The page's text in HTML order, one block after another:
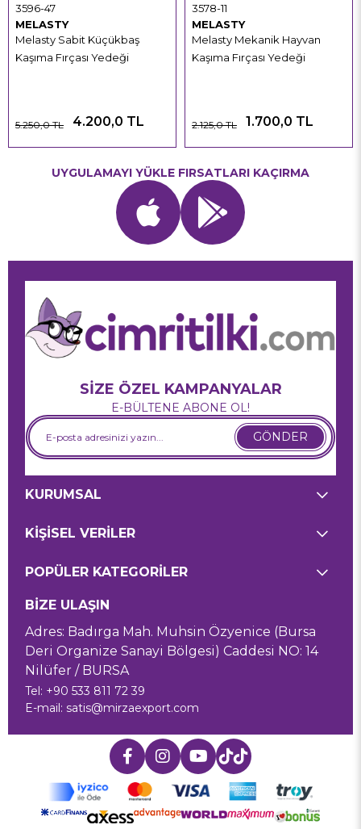
MELASTY
Melasty Sabit Küçükbaş
Kaşıma Fırçası Yedeği
3596-47
4.200,0 TL
5.250,0 TL
MELASTY
Melasty Mekanik Hayvan
Kaşıma Fırçası Yedeği
3578-11
1.700,0 TL
2.125,0 TL
UYGULAMAYI YÜKLE FIRSATLARI KAÇIRMA
SİZE ÖZEL KAMPANYALAR
E-BÜLTENE ABONE OL!
GÖNDER
KURUMSAL
KİŞİSEL VERİLER
POPÜLER KATEGORİLER
BİZE ULAŞIN
Adres: Badırga Mah. Muhsin Özyenice (Bursa
Deri Organize Sanayi Bölgesi) Caddesi NO: 14
Nilüfer / BURSA
Tel: +90 533 811 72 39
E-mail: satis@mirzaexport.com